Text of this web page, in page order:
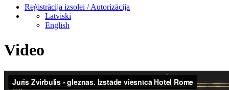
Reģistrācija izsolei / Autorizācija
Latviski
English
Video